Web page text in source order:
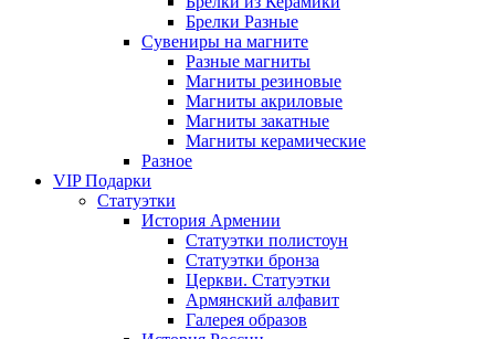
Брелки Разные
Сувениры на магните
Разные магниты
Магниты резиновые
Магниты акриловые
Магниты закатные
Магниты керамические
Разное
VIP Подарки
Статуэтки
История Армении
Статуэтки полистоун
Статуэтки бронза
Церкви. Статуэтки
Армянский алфавит
Галерея образов